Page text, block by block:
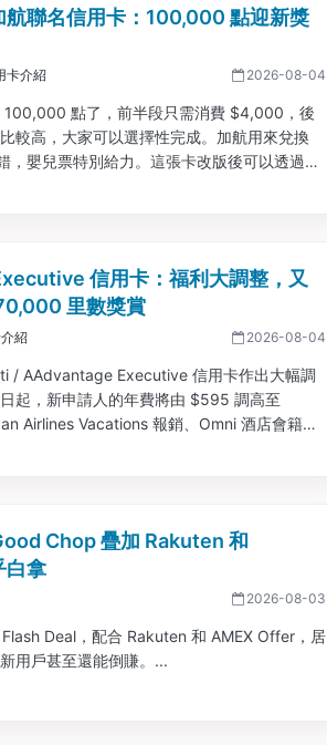
聯名信用卡：100,000 點迎新獎
卡介紹 2026-08-04
100,000 點了，前半段只需消費 $4,000，後
較高，大家可以選擇性完成。加航用來兌換
，嬰兒票特別給力。這張卡改版後可以透過消
信用卡：福利大調整，又
里數獎賞
紹 2026-08-04
/ AAdvantage Executive 信用卡作出大幅調
起，新申請人的年費將由 $595 調高至
Airlines Vacations 報銷、Omni 酒店會籍、
Chop 疊加 Rakuten 和
白拿
2026-08-03
Deal，配合 Rakuten 和 AMEX Offer，居
用戶甚至還能倒賺。...